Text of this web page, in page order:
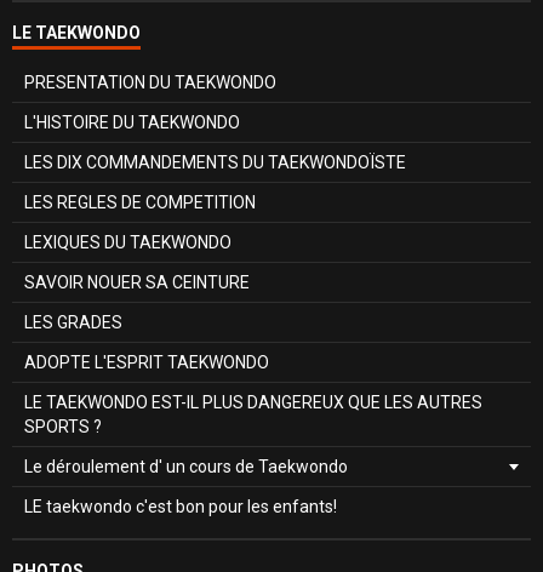
LE TAEKWONDO
PRESENTATION DU TAEKWONDO
L'HISTOIRE DU TAEKWONDO
LES DIX COMMANDEMENTS DU TAEKWONDOÏSTE
LES REGLES DE COMPETITION
LEXIQUES DU TAEKWONDO
SAVOIR NOUER SA CEINTURE
LES GRADES
ADOPTE L'ESPRIT TAEKWONDO
LE TAEKWONDO EST-IL PLUS DANGEREUX QUE LES AUTRES
SPORTS ?
Le déroulement d' un cours de Taekwondo
LE taekwondo c'est bon pour les enfants!